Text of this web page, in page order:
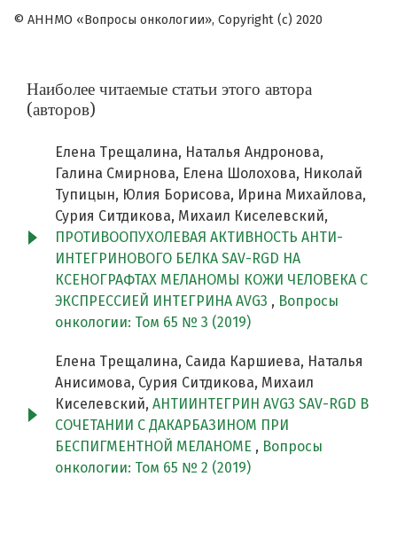
© АННМО «Вопросы онкологии», Copyright (c) 2020
Наиболее читаемые статьи этого автора
(авторов)
Елена Трещалина, Наталья Андронова,
Галина Смирнова, Елена Шолохова, Николай
Тупицын, Юлия Борисова, Ирина Михайлова,
Сурия Ситдикова, Михаил Киселевский,
ПРОТИВООПУХОЛЕВАЯ АКТИВНОСТЬ АНТИ-
ИНТЕГРИНОВОГО БЕЛКА SAV-RGD НА
КСЕНОГРАФТАХ МЕЛАНОМЫ КОЖИ ЧЕЛОВЕКА С
ЭКСПРЕССИЕЙ ИНТЕГРИНА AVG3 , Вопросы
онкологии: Том 65 № 3 (2019)
Елена Трещалина, Саида Каршиева, Наталья
Анисимова, Сурия Ситдикова, Михаил
Киселевский, АНТИИНТЕГРИН AVG3 SAV-RGD В
СОЧЕТАНИИ С ДАКАРБАЗИНОМ ПРИ
БЕСПИГМЕНТНОЙ МЕЛАНОМЕ , Вопросы
онкологии: Том 65 № 2 (2019)